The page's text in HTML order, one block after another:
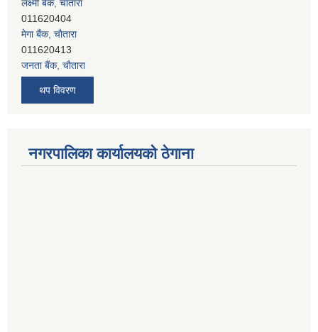
011620404
मेगा बैंक, चाैतारा
011620413
जनता बैंक, चाैतारा
011620406
देव विकास बैंक, बाह्रविसे
सिभिल बैंक, मेलम्ची
011401055
थप विवरण
नगरपालिका कार्यालयको ठेगाना